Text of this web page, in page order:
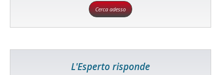
Cerca adesso
L'Esperto risponde